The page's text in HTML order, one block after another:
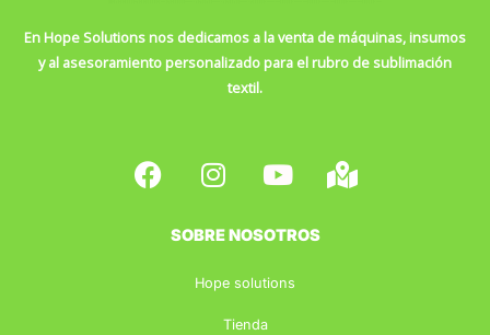
En Hope Solutions nos dedicamos a la venta de máquinas, insumos
y al asesoramiento personalizado para el rubro de sublimación
textil.
F
a
I
n
t
g
Y
o
t
b
M
a
SOBRE NOSOTROS
Hope solutions
Tienda